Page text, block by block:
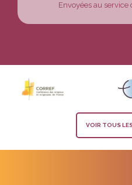
Envoyées au
VOIR TOUS